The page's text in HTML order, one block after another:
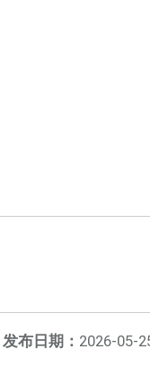
发布日期： 2026-05-